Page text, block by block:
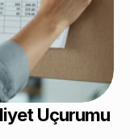
Uçurumu